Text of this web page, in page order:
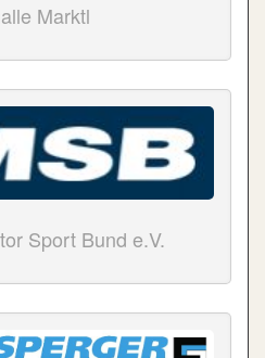
Marktl
Sport Bund e.V.